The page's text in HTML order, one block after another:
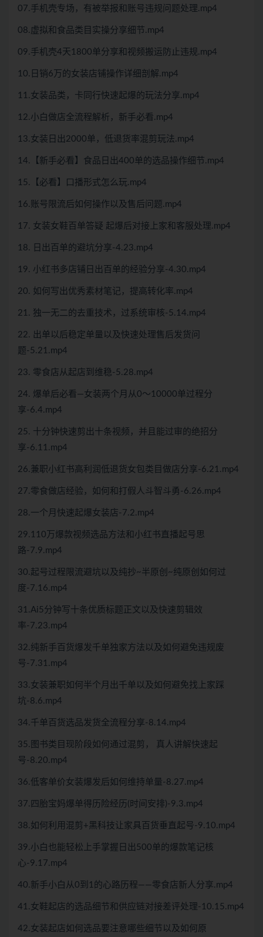
07.手机壳专场，有被举报和账号违规问题处理.mp4
08.虚拟和食品类目实操分享细节.mp4
09.手机壳4天1800单分享和视频搬运防止违规.mp4
10.日销6万的女装店铺操作详细剖解.mp4
11.女装品类，卡同行快速起爆的玩法分享.mp4
12.小白做店全流程解析，新手必看.mp4
13.女装日出2000单，低退货率混剪玩法.mp4
14.【新手必看】食品日出400单的选品操作细节.mp4
15.【必看】口播形式怎么玩.mp4
16.账号限流后如何操作以及售后问题.mp4
17. 女装女鞋百单答疑 起爆后对接上家和客服处理.mp4
18. 日出百单的避坑分享-4.23.mp4
19. 小红书多店铺日出百单的经验分享-4.30.mp4
20. 如何写出优秀素材笔记，提高转化率.mp4
21. 独一无二的去重技术，过系统审核-5.14.mp4
22. 出单以后稳定单量以及快速处理售后发货问
题-5.21.mp4
23. 零食店从起店到维稳-5.28.mp4
24. 爆单后必看—女装两个月从0～10000单过程分
享-6.4.mp4
25. 十分钟快速剪出十条视频，并且能过审的绝招分
享-6.11.mp4
26.兼职小红书高利润低退货女包类目做店分享-6.21.mp4
27.零食做店经验，如何和打假人斗智斗勇-6.26.mp4
28.一个月快速起爆女装店-7.2.mp4
29.110万爆款视频选品方法和小红书直播起号思
路-7.9.mp4
30.起号过程限流避坑以及纯抄~半原创~纯原创如何过
度-7.16.mp4
31.Ai5分钟写十条优质标题正文以及快速剪辑效
率-7.23.mp4
32.纯新手百货爆发千单独家方法以及如何避免违规废
号-7.31.mp4
33.女装兼职如何半个月出千单以及如何避免找上家踩
坑-8.6.mp4
34.千单百货选品发货全流程分享-8.14.mp4
35.图书类目现阶段如何通过混剪， 真人讲解快速起
号-8.20.mp4
36.低客单价女装爆发后如何维持单量-8.27.mp4
37.四胎宝妈爆单得历险经历(时间安排)-9.3.mp4
38.如何利用混剪+黑科技让家具百货垂直起号-9.10.mp4
39.小白也能轻松上手掌握日出500单的爆款笔记核
心-9.17.mp4
40.新手小白从0到1的心路历程——零食店新人分享.mp4
41.女鞋起店的选品细节和供应链对接差评处理-10.15.mp4
42.女装起店如何选品要注意哪些细节以及如何原